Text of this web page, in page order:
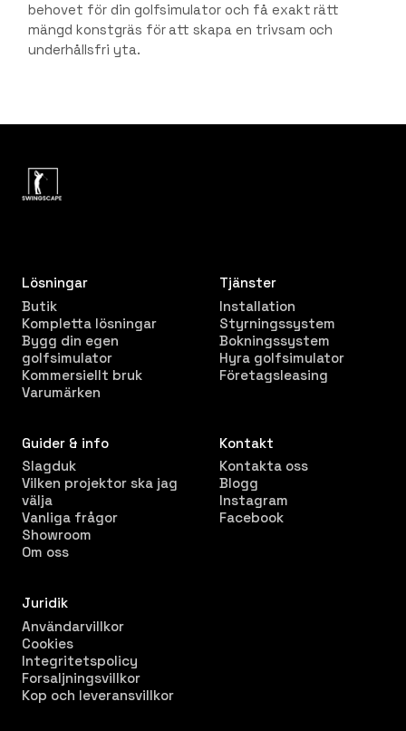
behovet för din golfsimulator och få exakt rätt
mängd konstgräs för att skapa en trivsam och
underhållsfri yta.
Lösningar
Butik
Kompletta lösningar
Bygg din egen
golfsimulator
Kommersiellt bruk
Varumärken
Tjänster
Installation
Styrningssystem
Bokningssystem
Hyra golfsimulator
Företagsleasing
Guider & info
Slagduk
Vilken projektor ska jag
välja
Vanliga frågor
Showroom
Om oss
Kontakt
Kontakta oss
Blogg
Instagram
Facebook
Juridik
Användarvillkor
Cookies
Integritetspolicy
Forsaljningsvillkor
Kop och leveransvillkor